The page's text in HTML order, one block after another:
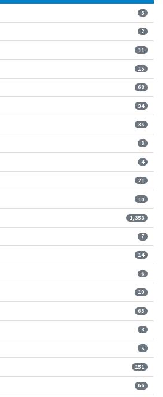
3
2
11
15
68
34
35
8
4
21
10
1,358
7
14
6
10
63
3
5
151
66